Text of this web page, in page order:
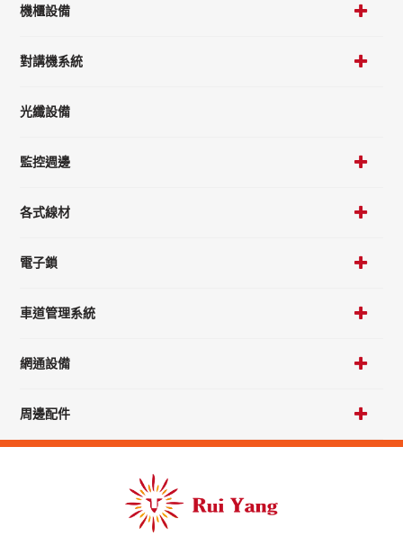
機櫃設備
對講機系統
光纖設備
監控週邊
各式線材
電子鎖
車道管理系統
網通設備
周邊配件